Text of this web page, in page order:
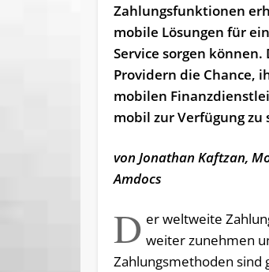
Zahlungsfunktionen
mobile Lösungen für
Service sorgen
Providern die Chance,
mobilen
mobil zur Verfügung zu
von Jonathan Kaftzan,
Amdocs
D er weltweite
weiter zunehmen
Zahlungsmethoden sind